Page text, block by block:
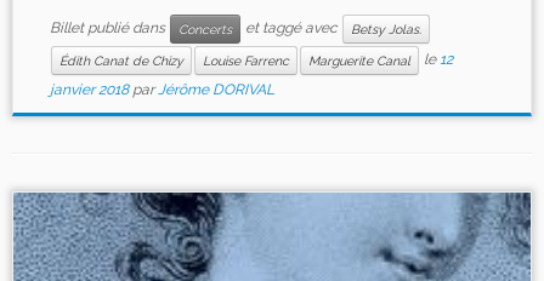
Billet publié dans Concerts et taggé avec Betsy Jolas.
Édith Canat de Chizy Louise Farrenc Marguerite Canal le 12
janvier 2018 parJérôme DORIVAL